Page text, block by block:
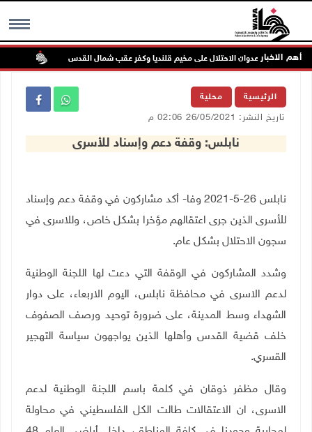
MENU أهم الاخبار
الرئيسية محلية
تاريخ النشر: 26/05/2021 02:06 م
نابلس: وقفة دعم وإسناد للأسرى
نابلس 26-5-2021 وفا- أكد مشاركون في وقفة دعم وإسناد
للأسرى الذين جرى اعتقالهم مؤخرا بشكل خاص، وللاسرى في
سجون الاحتلال بشكل عام.
وشدد المشاركون في الوقفة التي دعت لها اللجنة الوطنية
لدعم الاسرى في محافظة نابلس، اليوم الاربعاء، على دوار
الشهداء وسط المدينة، على ضرورة توحيد ورصف الصفوف
خلف قضية القدس وأهلها الذين يواجهون سياسة التهجير
القسري.
وقال مظفر ذوقان في كلمة باسم اللجنة الوطنية لدعم
الاسرى، ان الاعتقالات طالت الكل الفلسطيني في محاولة